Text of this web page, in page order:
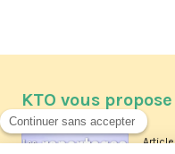
KTO vous propose
Article